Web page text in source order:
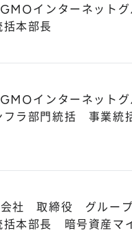
インターネット
本部長
インターネット
ラ部門統括 事業統
会社 取締役 グルー
本部長 暗号資産マ